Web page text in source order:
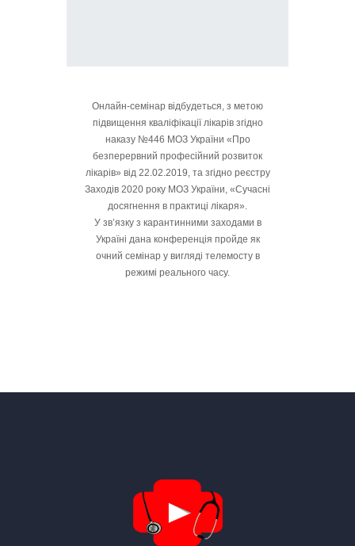
Онлайн-семінар відбудеться, з метою
підвищення кваліфікації лікарів згідно
наказу №446 МОЗ України «Про
безперервний професійний розвиток
лікарів» від 22.02.2019, та згідно реєстру
Заходів 2020 року МОЗ України, «Сучасні
досягнення в практиці лікаря».
У зв’язку з карантинними заходами в
Україні дана конференція пройде як
очний семінар у вигляді телемосту в
режимі реального часу.